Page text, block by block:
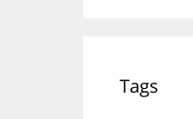
Tags